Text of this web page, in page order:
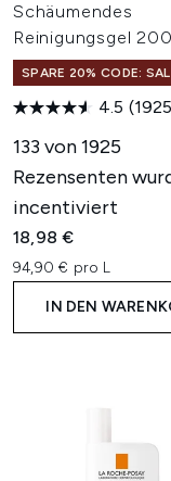
Schäumendes
Reinigungsgel
SPARE 20% CODE:
4.5
133 von 1925
Rezensenten
incentiviert
18,98 €
94,90 € pro L
IN DEN